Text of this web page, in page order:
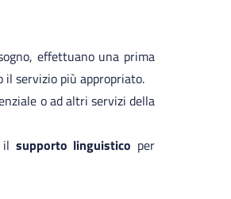
effettuano una prima
servizio più appropriato.
o ad altri servizi della
supporto linguistico per